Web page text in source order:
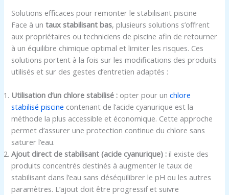
Solutions efficaces pour remonter le stabilisant piscine
Face à untaux stabilisant bas, plusieurs solutions s’offrent
aux propriétaires ou techniciens de piscine afin de retourner
à un équilibre chimique optimal et limiter les risques. Ces
solutions portent à la fois sur les modifications des produits
utilisés et sur des gestes d’entretien adaptés :
Utilisation d’un chlore stabilisé : opter pour unchlore
stabilisé piscine contenant de l’acide cyanurique est la
méthode la plus accessible et économique. Cette approche
permet d’assurer une protection continue du chlore sans
saturer l’eau.
Ajout direct de stabilisant (acide cyanurique) : il existe des
produits concentrés destinés à augmenter le taux de
stabilisant dans l’eau sans déséquilibrer le pH ou les autres
paramètres. L’ajout doit être progressif et suivre